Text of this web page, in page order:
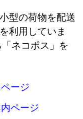
型の荷物を配送
利用していま
ネコポス」を
ージ
ページ